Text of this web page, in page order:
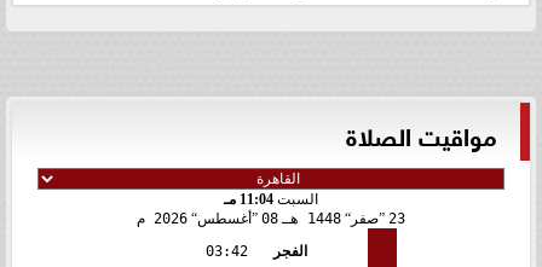
مواقيت الصلاة
السبت 11:04 مـ
23 صفر 1448 هـ 08 أغسطس 2026 م
الفجر
03:42